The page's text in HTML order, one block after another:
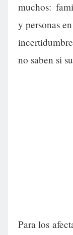
muchos:
y personas
no saben si
Para los